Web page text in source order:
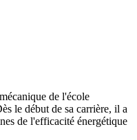
de l'école
le début de sa carrière, il a
de l'efficacité énergétique